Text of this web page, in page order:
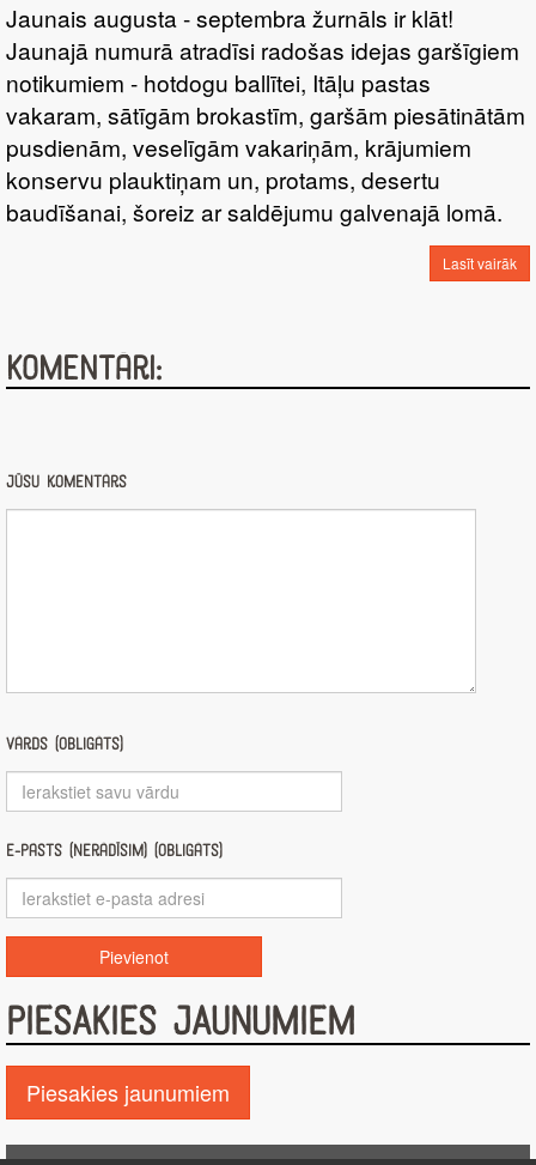
Jaunais augusta - septembra žurnāls ir klāt!
Jaunajā numurā atradīsi radošas idejas garšīgiem
notikumiem - hotdogu ballītei, Itāļu pastas
vakaram, sātīgām brokastīm, garšām piesātinātām
pusdienām, veselīgām vakariņām, krājumiem
konservu plauktiņam un, protams, desertu
baudīšanai, šoreiz ar saldējumu galvenajā lomā.
Lasīt vairāk
Komentāri:
Jūsu komentārs
Vārds (obligāts)
E-pasts (nerādīsim) (obligāts)
PIESAKIES JAUNUMIEM
Piesakies jaunumiem